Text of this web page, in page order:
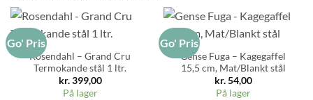
Go' Pris
Rosendahl – Grand Cru
Termokande stål 1 ltr.
kr.399,00
På lager
Go' Pris
Gense Fuga – Kagegaffel
15,5 cm, Mat/Blankt stål
kr.54,00
På lager